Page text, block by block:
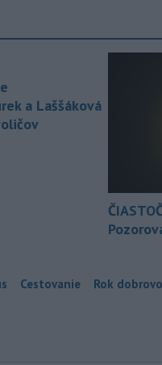
a Laššáková
Cestovanie Rok